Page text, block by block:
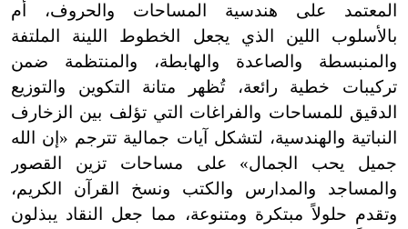
المعتمد على هندسية المساحات والحروف، أم
بالأسلوب اللين الذي يجعل الخطوط اللينة الملتفة
والمنبسطة والصاعدة والهابطة، والمنتظمة ضمن
تركيبات خطية رائعة، تُظهر متانة التكوين والتوزيع
الدقيق للمساحات والفراغات التي تؤلف بين الزخارف
النباتية والهندسية، لتشكل آيات جمالية تترجم «إن الله
جميل يحب الجمال» على مساحات تزين القصور
والمساجد والمدارس والكتب ونسخ القرآن الكريم،
وتقدم حلولاً مبتكرة ومتنوعة، مما جعل النقاد يبذلون